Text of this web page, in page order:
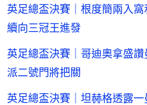
英足總盃決賽｜根度簡兩入
續向三冠王進發
英足總盃決賽｜哥迪奧拿盛
派二號門將把關
英足總盃決賽｜坦赫格透露